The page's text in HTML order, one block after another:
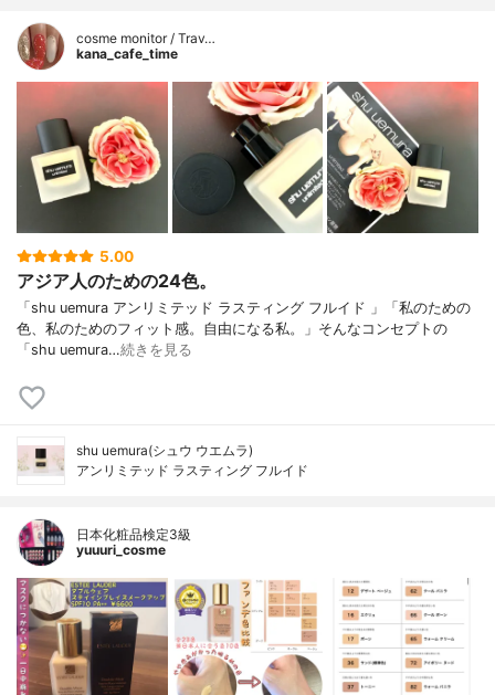
cosme monitor / Trav…
kana_cafe_time
5.00
アジア人のための24色。
「shu uemura アンリミテッド ラスティング フルイド 」「私のための
色、私のためのフィット感。自由になる私。」そんなコンセプトの
「shu uemura…続きを見る
shu uemura(シュウ ウエムラ)
アンリミテッド ラスティング フルイド
日本化粧品検定3級
yuuuri_cosme